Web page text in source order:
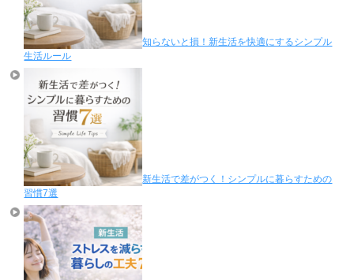
知らないと損！新生活を快適にするシンプル
生活ルール
新生活で差がつく！シンプルに暮らすための
習慣7選